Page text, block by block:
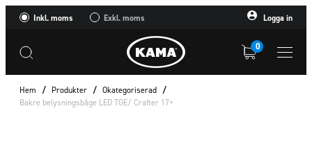
Inkl. moms Exkl. moms Logga in
0
Hem / Produkter / Okategoriserad /
Bakre belysningsbåge LED TGE/ Crafter 17+